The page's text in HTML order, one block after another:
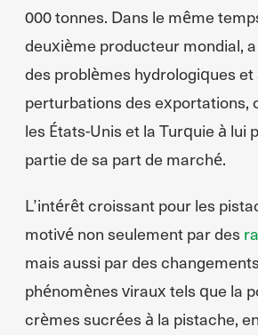
000 tonnes. Dans le même
deuxième producteur mondial,
des problèmes hydrologiques et
perturbations des exportations,
les États-Unis et la Turquie à lui
partie de sa part de marché.
L’intérêt croissant pour les
motivé non seulement par des
mais aussi par des
phénomènes viraux tels que la
crèmes sucrées à la pistache,